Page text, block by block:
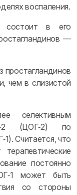
воспаления.
состоит в его
—
простагландинов
чем в слизистой
селективным
(ЦОГ‑2) по
Считается, что
постоянно
может быть
со стороны